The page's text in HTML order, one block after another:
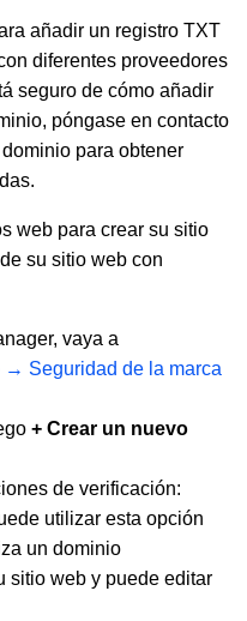
añadir un registro TXT
diferentes proveedores
seguro de cómo añadir
póngase en contacto
para obtener
web para crear su sitio
su sitio web con
vaya a
Seguridad de la marca
+ Crear un nuevo
de verificación:
utilizar esta opción
un dominio
sitio web y puede editar